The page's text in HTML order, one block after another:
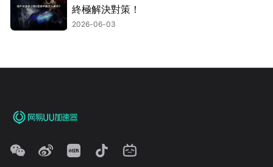
終極解決對策！
2026-06-03